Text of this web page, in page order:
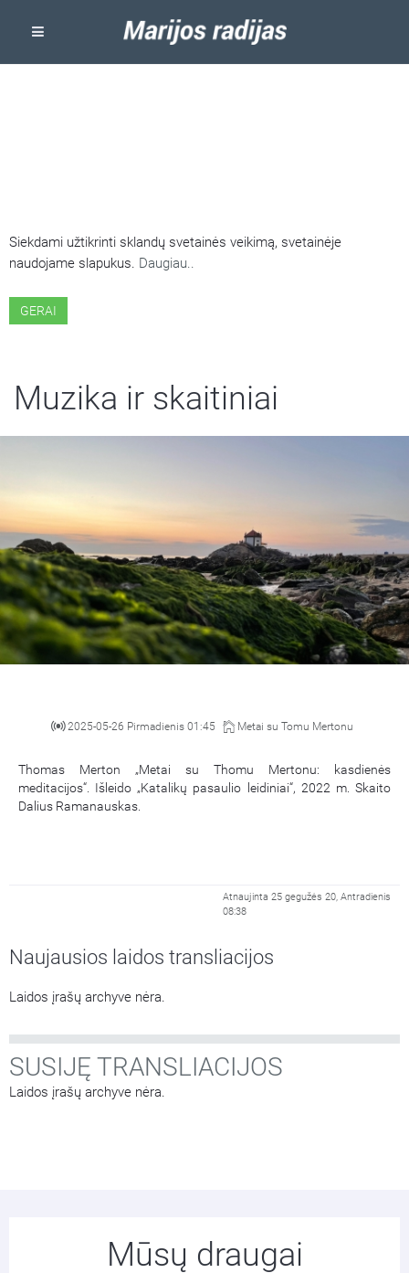
Siekdami užtikrinti sklandų svetainės veikimą, svetainėje
naudojame slapukus. Daugiau..
GERAI
Muzika ir skaitiniai
2025-05-26 Pirmadienis 01:45 Metai su Tomu Mertonu
Thomas Merton „Metai su Thomu Mertonu: kasdienės
meditacijos“. Išleido „Katalikų pasaulio leidiniai“, 2022 m. Skaito
Dalius Ramanauskas.
Atnaujinta 25 gegužės 20, Antradienis
08:38
Naujausios laidos transliacijos
Laidos įrašų archyve nėra.
SUSIJĘ TRANSLIACIJOS
Laidos įrašų archyve nėra.
Mūsų draugai